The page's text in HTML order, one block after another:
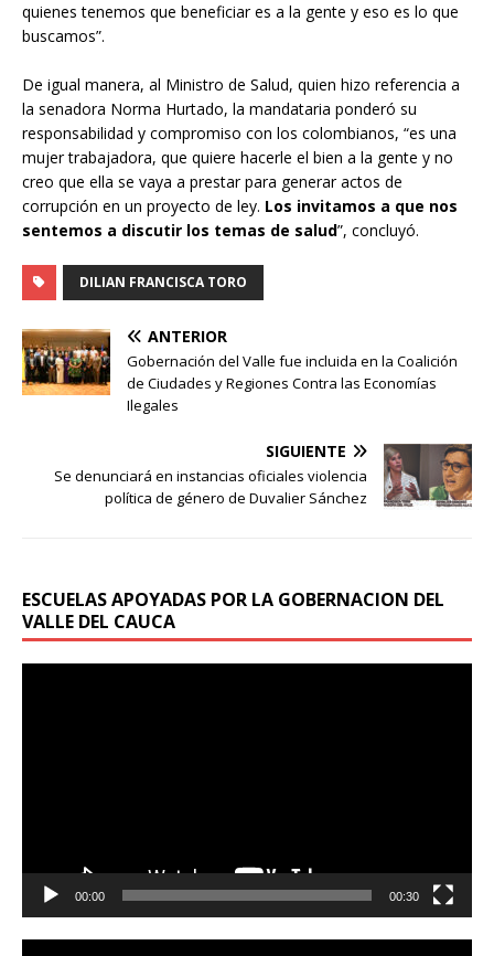
quienes tenemos que beneficiar es a la gente y eso es lo que
buscamos”.
De igual manera, al Ministro de Salud, quien hizo referencia a
la senadora Norma Hurtado, la mandataria ponderó su
responsabilidad y compromiso con los colombianos, “es una
mujer trabajadora, que quiere hacerle el bien a la gente y no
creo que ella se vaya a prestar para generar actos de
corrupción en un proyecto de ley. Los invitamos a que nos
sentemos a discutir los temas de salud”, concluyó.
DILIAN FRANCISCA TORO
ANTERIOR
Gobernación del Valle fue incluida en la Coalición
de Ciudades y Regiones Contra las Economías
Ilegales
SIGUIENTE
Se denunciará en instancias oficiales violencia
política de género de Duvalier Sánchez
ESCUELAS APOYADAS POR LA GOBERNACION DEL
VALLE DEL CAUCA
00:00 00:30